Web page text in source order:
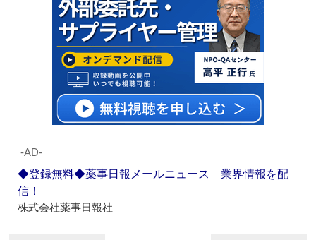
‐AD‐
◆登録無料◆薬事日報メールニュース 業界情報を配
信！
株式会社薬事日報社